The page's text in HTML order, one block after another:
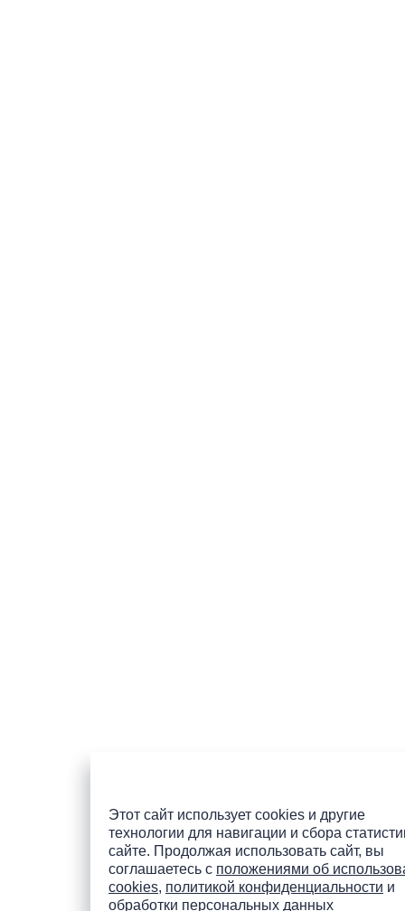
Этот сайт использует cookies и другие
технологии для навигации и сбора
сайте. Продолжая использовать сайт, вы
соглашаетесь с положениями об
cookies, политикой конфиденциальности и
обработки персональных данных